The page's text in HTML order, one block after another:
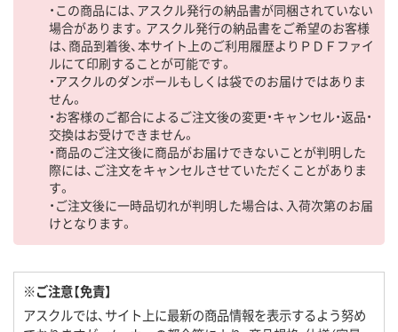
・この商品には、アスクル発行の納品書が同梱されていない
場合があります。アスクル発行の納品書をご希望のお客様
は、商品到着後、本サイト上のご利用履歴よりＰＤＦファイ
ルにて印刷することが可能です。
・アスクルのダンボールもしくは袋でのお届けではありま
せん。
・お客様のご都合によるご注文後の変更・キャンセル・返品・
交換はお受けできません。
・商品のご注文後に商品がお届けできないことが判明した
際には、ご注文をキャンセルさせていただくことがありま
す。
・ご注文後に一時品切れが判明した場合は、入荷次第のお届
けとなります。
※ご注意【免責】
アスクルでは、サイト上に最新の商品情報を表示するよう努め